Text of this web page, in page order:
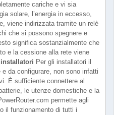
cariche e vi sia
solare, l’energia in eccesso,
viene indirizzata tramite un relè
che si possono spegnere e
significa sostanzialmente che
e la cessione alla rete viene
Per gli installatori il
da configurare, non sono infatti
È sufficiente connettere al
le utenze domestiche e la
permette agli
il funzionamento di tutti i